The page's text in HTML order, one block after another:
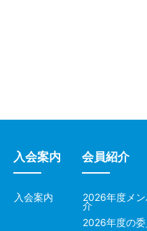
入会案内
入会案内
会員紹介
2026年度メ
介
2026年度の